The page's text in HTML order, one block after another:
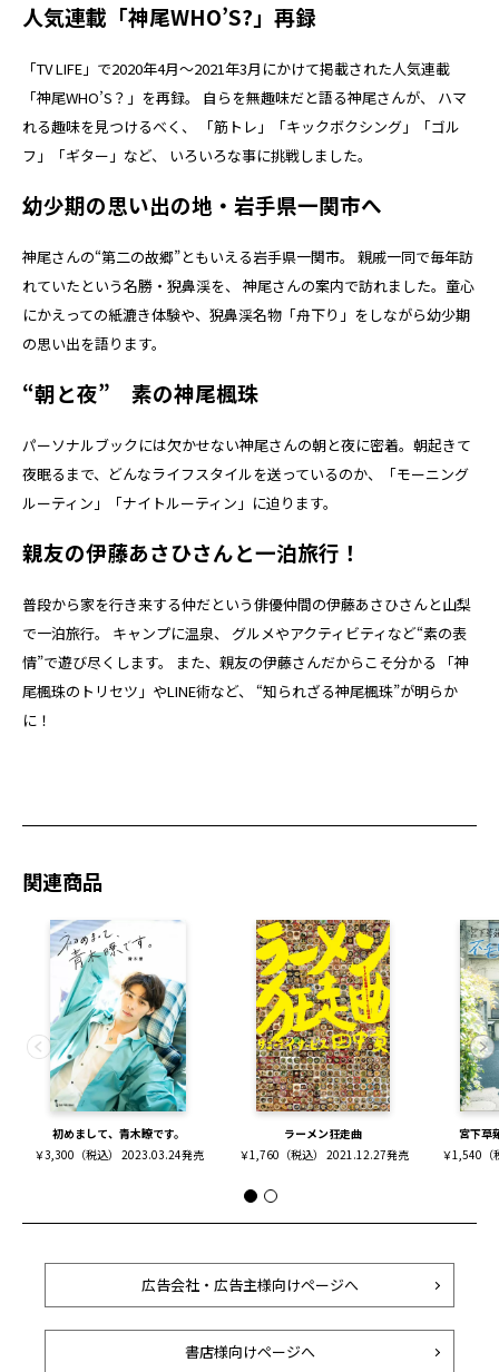
人気連載「神尾WHO’S?」再録
「TV LIFE」で2020年4月～2021年3月にかけて掲載された人気連載
「神尾WHO’S？」を再録。 自らを無趣味だと語る神尾さんが、 ハマ
れる趣味を見つけるべく、 「筋トレ」「キックボクシング」「ゴル
フ」「ギター」など、 いろいろな事に挑戦しました。
幼少期の思い出の地・岩手県一関市へ
神尾さんの“第二の故郷”ともいえる岩手県一関市。 親戚一同で毎年訪
れていたという名勝・猊鼻渓を、 神尾さんの案内で訪れました。童心
にかえっての紙漉き体験や、猊鼻渓名物「舟下り」をしながら幼少期
の思い出を語ります。
“朝と夜” 素の神尾楓珠
パーソナルブックには欠かせない神尾さんの朝と夜に密着。朝起きて
夜眠るまで、どんなライフスタイルを送っているのか、「モーニング
ルーティン」「ナイトルーティン」に迫ります。
親友の伊藤あさひさんと一泊旅行！
普段から家を行き来する仲だという俳優仲間の伊藤あさひさんと山梨
で一泊旅行。 キャンプに温泉、 グルメやアクティビティなど“素の表
情”で遊び尽くします。 また、親友の伊藤さんだからこそ分かる 「神
尾楓珠のトリセツ」やLINE術など、 “知られざる神尾楓珠”が明らか
に！
関連商品
初めまして、青木瞭です。
￥3,300（税込） 2023.03.24発売
ラーメン狂走曲
￥1,760（税込） 2021.12.27発売
宮下草
￥1,540（
広告会社・広告主様向けページへ
書店様向けページへ